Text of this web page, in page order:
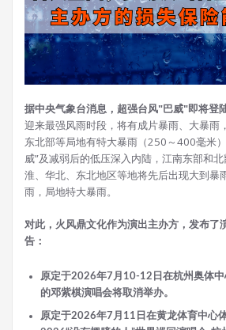
据中央气象台消息，超强台风"巴威"即将登陆
迎来最强风雨时段，将有成片暴雨、大暴雨
东北部等局地有特大暴雨（250～400毫米
威”及减弱后的低压深入内陆，江南东部和
淮、华北、东北地区等地将先后出现大到暴
雨，局地特大暴雨。
对此，火风鼎文化作为演出主办方，发布了
告：
原定于2026年7月10-12日在杭州奥体
的邓紫棋演唱会将取消举办。
原定于2026年7月11日在黄龙体育中心